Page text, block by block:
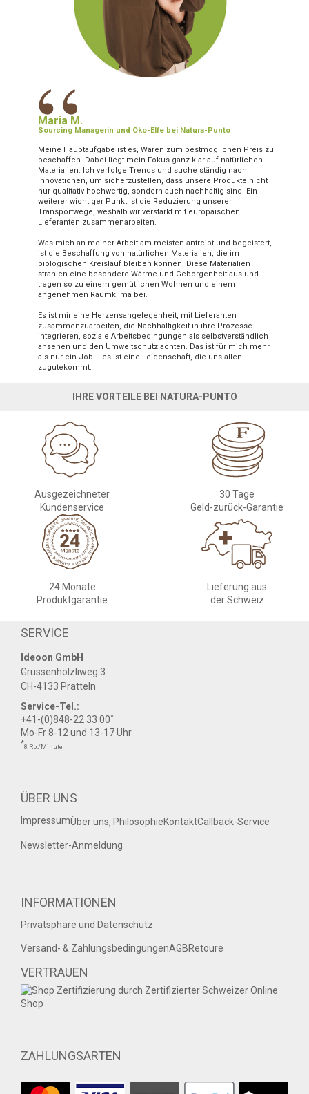
“
Maria M.
Sourcing Managerin und Öko-Elfe bei Natura-Punto
Meine Hauptaufgabe ist es, Waren zum bestmöglichen Preis zu
beschaffen. Dabei liegt mein Fokus ganz klar auf natürlichen
Materialien. Ich verfolge Trends und suche ständig nach
Innovationen, um sicherzustellen, dass unsere Produkte nicht
nur qualitativ hochwertig, sondern auch nachhaltig sind. Ein
weiterer wichtiger Punkt ist die Reduzierung unserer
Transportwege, weshalb wir verstärkt mit europäischen
Lieferanten zusammenarbeiten.
Was mich an meiner Arbeit am meisten antreibt und begeistert,
ist die Beschaffung von natürlichen Materialien, die im
biologischen Kreislauf bleiben können. Diese Materialien
strahlen eine besondere Wärme und Geborgenheit aus und
tragen so zu einem gemütlichen Wohnen und einem
angenehmen Raumklima bei.
Es ist mir eine Herzensangelegenheit, mit Lieferanten
zusammenzuarbeiten, die Nachhaltigkeit in ihre Prozesse
integrieren, soziale Arbeitsbedingungen als selbstverständlich
ansehen und den Umweltschutz achten. Das ist für mich mehr
als nur ein Job – es ist eine Leidenschaft, die uns allen
zugutekommt.
IHRE VORTEILE BEI NATURA-PUNTO
Ausgezeichneter
Kundenservice
30 Tage
Geld-zurück-Garantie
24 Monate
Produktgarantie
Lieferung aus
der Schweiz
SERVICE
Ideoon GmbH
Grüssenhölzliweg 3
CH-4133 Pratteln
Service-Tel.:
+41-(0)848-22 33 00*
Mo-Fr 8-12 und 13-17 Uhr
*8 Rp./Minute
ÜBER UNS
ImpressumÜber uns, PhilosophieKontaktCallback-Service
Newsletter-Anmeldung
INFORMATIONEN
Privatsphäre und Datenschutz
Versand- & ZahlungsbedingungenAGBRetoure
VERTRAUEN
ZAHLUNGSARTEN